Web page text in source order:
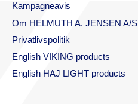
Kampagneavis
Om HELMUTH A. JENSEN A/S
Privatlivspolitik
English VIKING products
English HAJ LIGHT products